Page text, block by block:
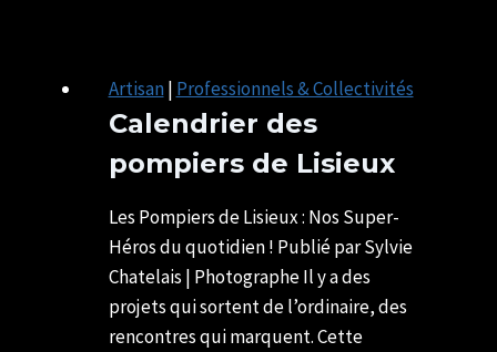
&
Photos
Artisan | Professionnels & Collectivités
Calendrier des
pompiers de Lisieux
CHATELAIS
Les Pompiers de Lisieux : Nos Super-
Héros du quotidien ! Publié par Sylvie
Chatelais | Photographe Il y a des
projets qui sortent de l’ordinaire, des
rencontres qui marquent. Cette